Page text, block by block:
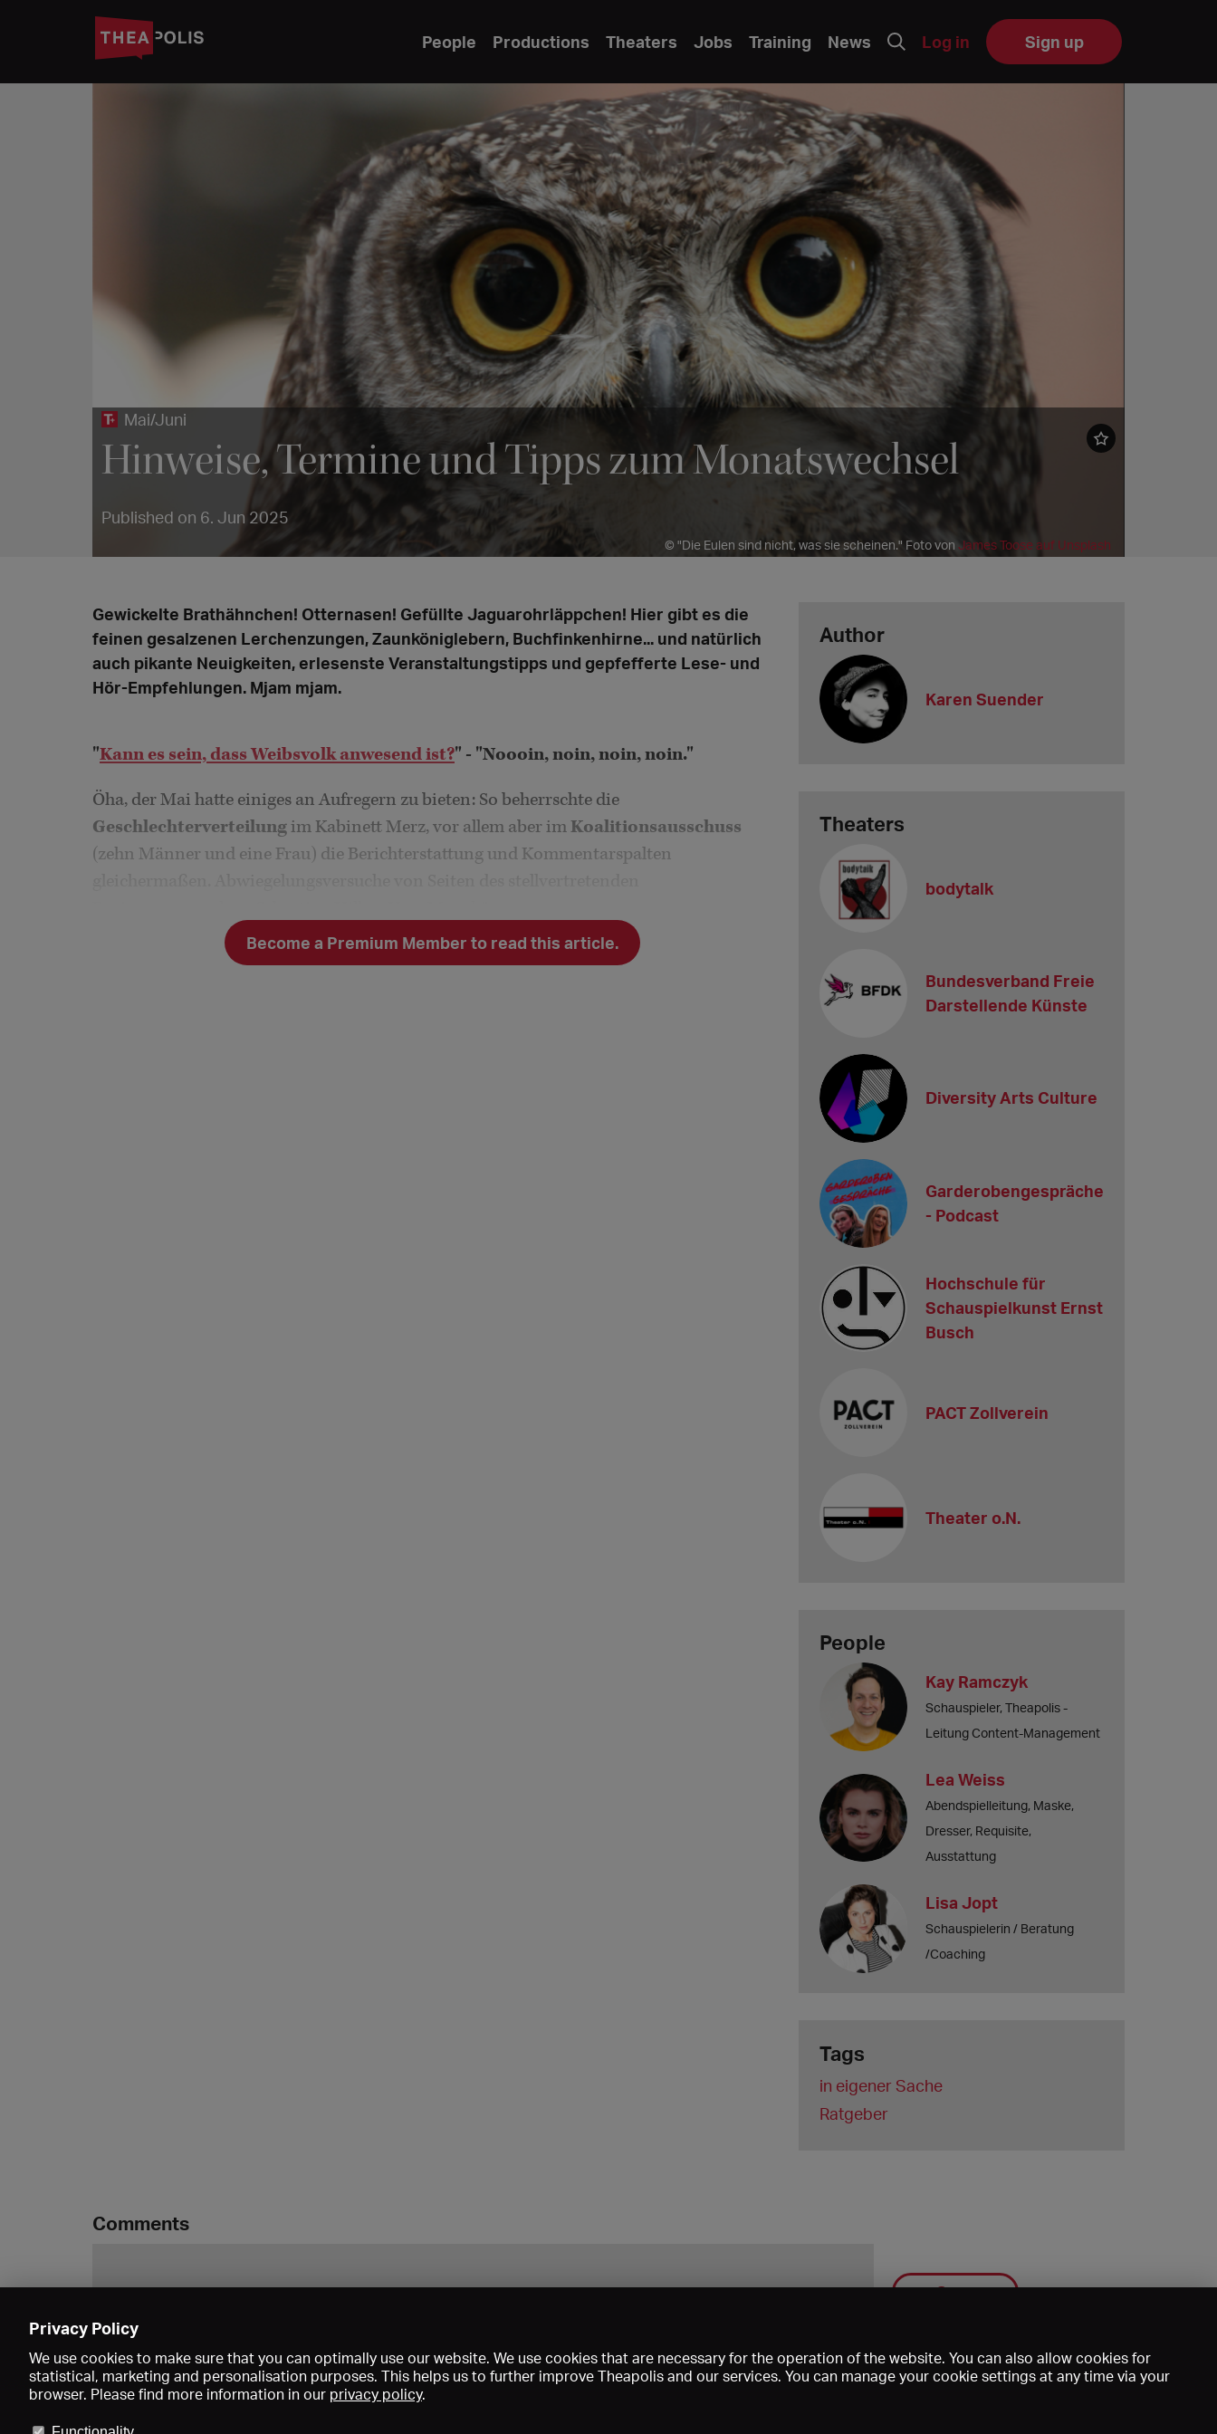
People Productions Theaters Jobs Training News Log in Sign up
Mai/Juni
Hinweise, Termine und Tipps zum Monatswechsel
Published on 6. Jun 2025
© "Die Eulen sind nicht, was sie scheinen." Foto von James Toose auf Unsplash
Gewickelte Brathähnchen! Otternasen! Gefüllte Jaguarohrläppchen! Hier gibt es die
feinen gesalzenen Lerchenzungen, Zaunköniglebern, Buchfinkenhirne... und natürlich
auch pikante Neuigkeiten, erlesenste Veranstaltungstipps und gepfefferte Lese- und
Hör-Empfehlungen. Mjam mjam.
"Kann es sein, dass Weibsvolk anwesend ist?" - "Noooin, noin, noin, noin."
Öha, der Mai hatte einiges an Aufregern zu bieten: So beherrschte die
Geschlechterverteilungim Kabinett Merz, vor allem aber imKoalitionsausschuss
(zehn Männer und eine Frau) die Berichterstattung und Kommentarspalten
Become a Premium Member to read this article.
Author
Karen Suender
Theaters
bodytalk
Bundesverband Freie
Darstellende Künste
Diversity Arts Culture
Garderobengespräche
- Podcast
Hochschule für
Schauspielkunst Ernst
Busch
PACT Zollverein
Theater o.N.
People
Kay Ramczyk
Schauspieler, Theapolis -
Leitung Content-Management
Lea Weiss
Abendspielleitung, Maske,
Dresser, Requisite,
Ausstattung
Lisa Jopt
Schauspielerin / Beratung
/Coaching
Tags
in eigener Sache
Ratgeber
Comments
Save
Privacy Policy
We use cookies to make sure that you can optimally use our website. We use cookies that are necessary for the operation of the website. You can also allow cookies for
statistical, marketing and personalisation purposes. This helps us to further improve Theapolis and our services. You can manage your cookie settings at any time via your
browser. Please find more information in our privacy policy.